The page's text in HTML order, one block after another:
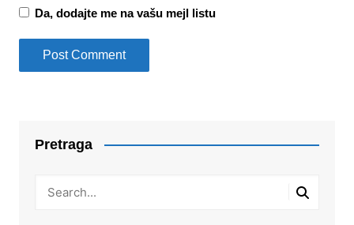
Da, dodajte me na vašu mejl listu
Pretraga